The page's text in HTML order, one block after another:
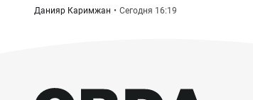
Данияр Каримжан Сегодня 16:19